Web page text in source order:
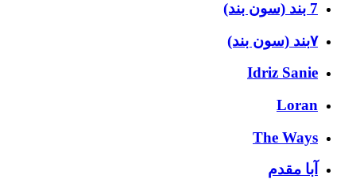
7 بند (سون بند)
۷بند (سون بند)
Idriz Sanie
Loran
The Ways
آبا مقدم